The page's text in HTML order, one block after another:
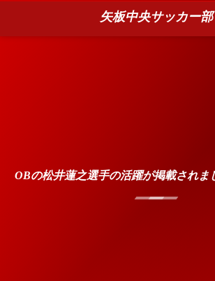
矢板中央サッカー部
OBの松井蓮之選手の活躍が掲載されま